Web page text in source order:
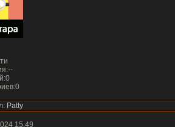
Patty
15:49